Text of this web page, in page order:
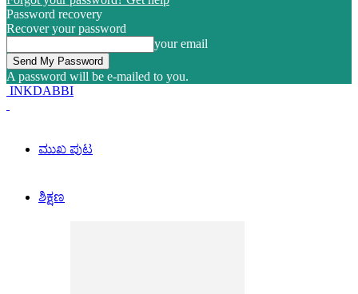
Password recovery
Recover your password
your email
A password will be e-mailed to you.
INKDABBI
ಮುಖ ಪುಟ
ಶಿಕ್ಷಣ